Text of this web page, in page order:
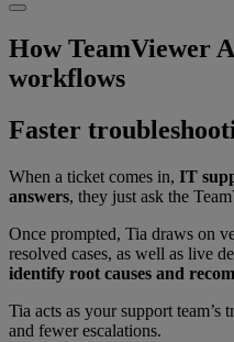
How TeamViewer
workflows
Faster
When a ticket comes in, IT
answers, they just ask the
Once prompted, Tia draws on
resolved cases, as well as live
identify root causes and
Tia acts as your support team’s
and fewer escalations.